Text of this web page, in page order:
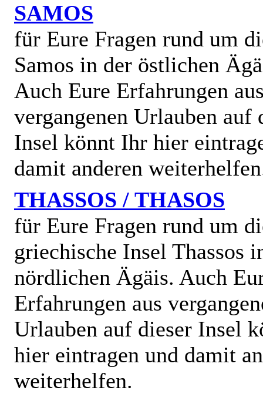
SAMOS
für Eure Fragen rund um
Samos in der östlichen
Auch Eure Erfahrungen
vergangenen Urlauben auf
Insel könnt Ihr hier
damit anderen
THASSOS / THASOS
für Eure Fragen rund um
griechische Insel Thassos
nördlichen Ägäis. Auch
Erfahrungen aus
Urlauben auf dieser Insel
hier eintragen und damit
weiterhelfen.